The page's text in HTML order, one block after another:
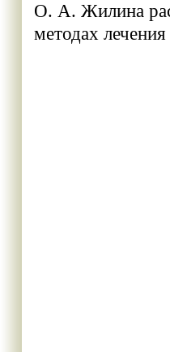
О. А. Жилина
методах